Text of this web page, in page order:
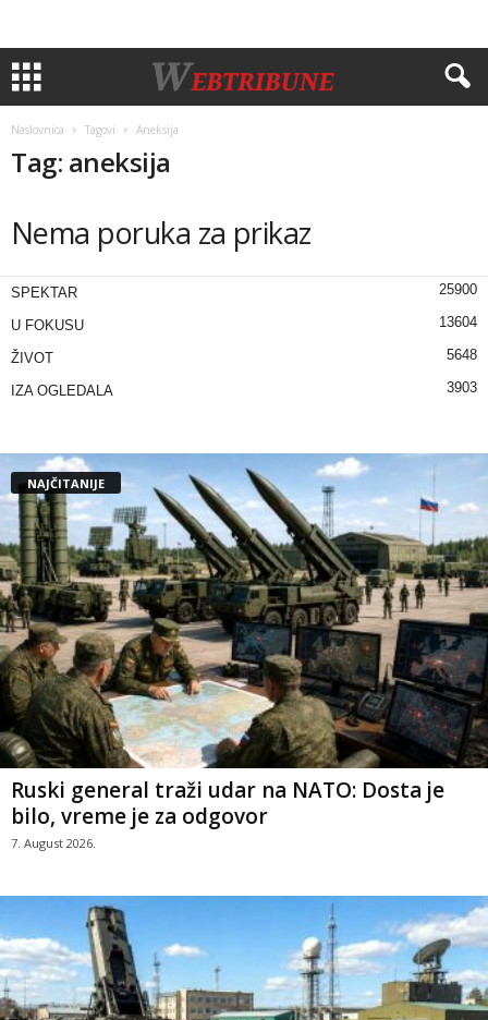
Naslovnica Tagovi Aneksija
Tag: aneksija
Nema poruka za prikaz
SPEKTAR 25900
U FOKUSU 13604
ŽIVOT 5648
IZA OGLEDALA 3903
NAJČITANIJE
Ruski general traži udar na NATO: Dosta je
bilo, vreme je za odgovor
7. August 2026.